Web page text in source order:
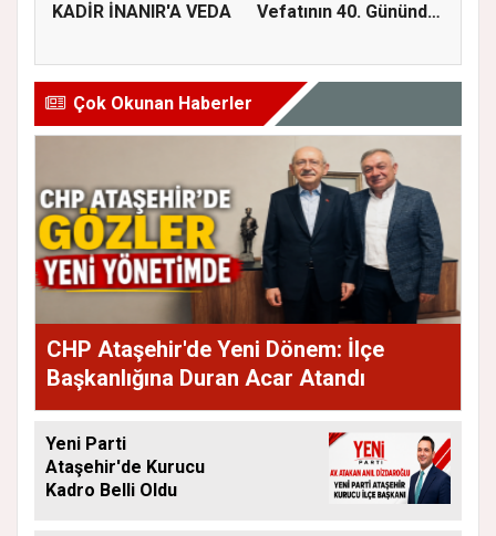
KADİR İNANIR'A VEDA
Vefatının 40. Gününde
Çok Okunan Haberler
CHP Ataşehir'de Yeni Dönem: İlçe
Başkanlığına Duran Acar Atandı
Yeni Parti
Ataşehir'de Kurucu
Kadro Belli Oldu